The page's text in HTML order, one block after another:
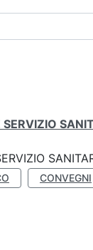
CONVEGNI